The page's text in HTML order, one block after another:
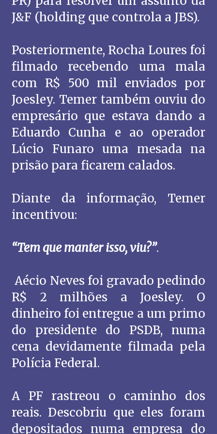
J&F (holding que controla a JBS).
Posteriormente, Rocha Loures foi
filmado recebendo uma mala
com R$ 500 mil enviados por
Joesley. Temer também ouviu do
empresário que estava dando a
Eduardo Cunha e ao operador
Lúcio Funaro uma mesada na
prisão para ficarem calados.
Diante da informação, Temer
incentivou:
“Tem que manter isso, viu?”.
Aécio Neves foi gravado pedindo
R$ 2 milhões a Joesley. O
dinheiro foi entregue a um primo
do presidente do PSDB, numa
cena devidamente filmada pela
Polícia Federal.
A PF rastreou o caminho dos
reais. Descobriu que eles foram
depositados numa empresa do